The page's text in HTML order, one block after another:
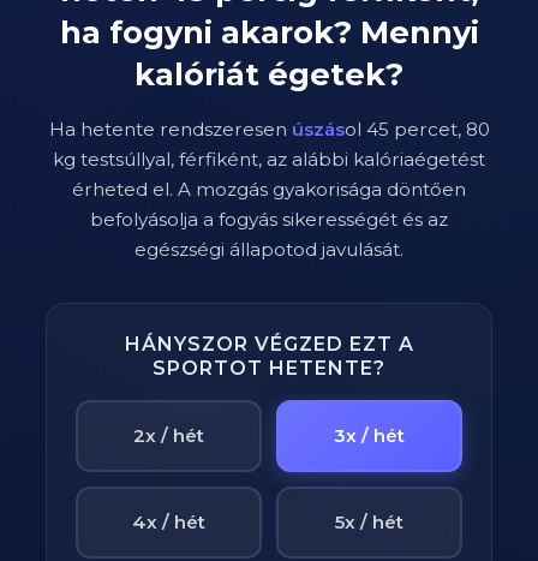
ha fogyni akarok? Mennyi
kalóriát égetek?
Ha hetente rendszeresen úszásol 45 percet, 80
kg testsúllyal, férfiként, az alábbi kalóriaégetést
érheted el. A mozgás gyakorisága döntően
befolyásolja a fogyás sikerességét és az
egészségi állapotod javulását.
HÁNYSZOR VÉGZED EZT A
SPORTOT HETENTE?
2x / hét 3x / hét
4x / hét 5x / hét